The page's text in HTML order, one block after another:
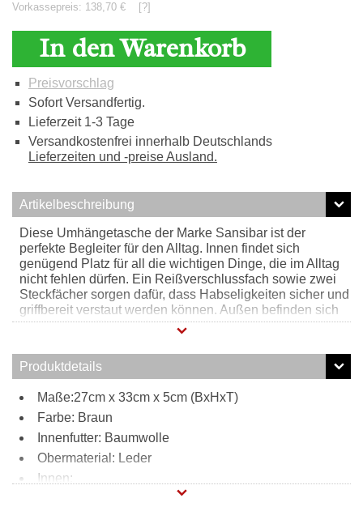
Vorkassepreis: 138,70 € [?]
In den Warenkorb
Preisvorschlag
Sofort Versandfertig.
Lieferzeit 1-3 Tage
Versandkostenfrei innerhalb Deutschlands
Lieferzeiten und -preise Ausland.
Artikelbeschreibung
Diese Umhängetasche der Marke Sansibar ist der
perfekte Begleiter für den Alltag. Innen findet sich
genügend Platz für all die wichtigen Dinge, die im Alltag
nicht fehlen dürfen. Ein Reißverschlussfach sowie zwei
Steckfächer sorgen dafür, dass Habseligkeiten sicher und
griffbereit verstaut werden können. Außen befinden sich
zwei weitere Einsteckfächer sowie ein
sorgen. Die Tasche ist aus echtem Leder hergestellt.
Produktdetails
Maße:27cm x 33cm x 5cm (BxHxT)
Farbe: Braun
Innenfutter: Baumwolle
Obermaterial: Leder
Innen:
1 Reißverschlussfach